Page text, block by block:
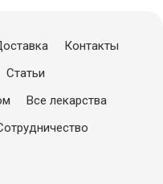
Контакты
Статьи
Все лекарства